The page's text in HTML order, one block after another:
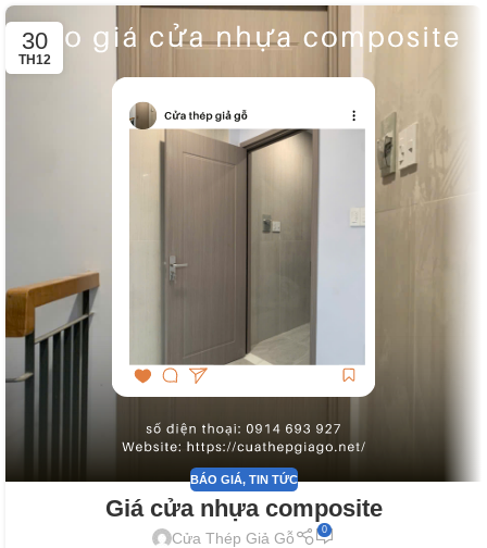
30
TH12
BÁO GIÁ, TIN TỨC
Giá cửa nhựa composite
Cửa Thép Giả Gỗ 0